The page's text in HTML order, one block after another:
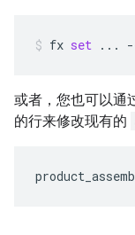
fx set ...
或者，您也可以通
的行来修改现有的